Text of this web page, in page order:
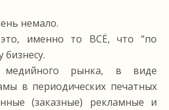
немало.
именно то ВСЁ, что “по
рынка, в виде
в периодических печатных
(заказные) рекламные и